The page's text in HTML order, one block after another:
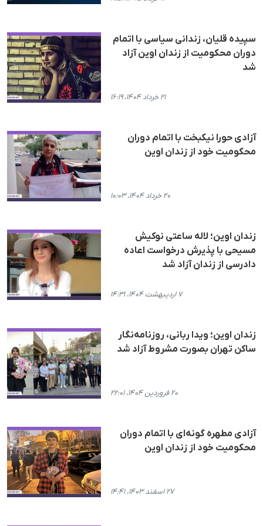
سپیده قلیان، زندانی سیاسی با اتمام
دوران محکومیت از زندان اوین آزاد
شد
۲۱ خرداد ۱۴۰۴، ۱۶:۱۹
آزادی حورا نیکبخت با اتمام دوران
محکومیت خود از زندان اوین
۲۰ خرداد ۱۴۰۴، ۱۰:۰۳
زندان اوین؛ لاله ساعتی نوکیش
مسیحی با پذیرش درخواست اعاده
دادرسی از زندان آزاد شد
۷ اردیبهشت ۱۴۰۴، ۱۴:۳۱
زندان اوین؛ ویدا ربانی، روزنامه‌نگار
ساکن تهران بصورت مشروط آزاد شد
۲۰ فروردین ۱۴۰۴، ۲۲:۰۱
آزادی مطهره گونه‌ای با اتمام دوران
محکومیت خود از زندان اوین
۲۷ اسفند ۱۴۰۳، ۱۴:۴۱